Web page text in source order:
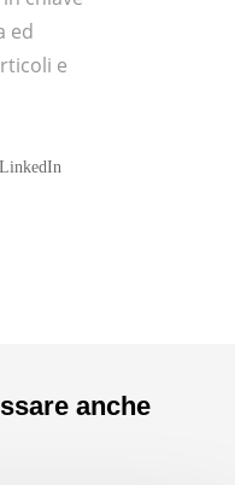
ed
e
LinkedIn
anche